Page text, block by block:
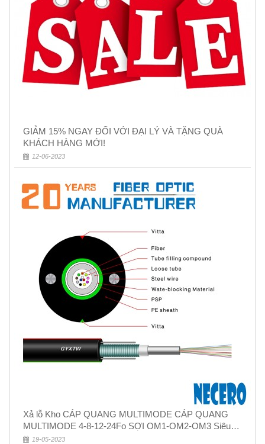
GIẢM 15% NGAY ĐỐI VỚI ĐẠI LÝ VÀ TẶNG QUÀ
KHÁCH HÀNG MỚI!
12-06-2023
Xả lỗ Kho CÁP QUANG MULTIMODE CÁP QUANG
MULTIMODE 4-8-12-24Fo SỢI OM1-OM2-OM3 Siêu
Rẻ 5k
19-05-2023